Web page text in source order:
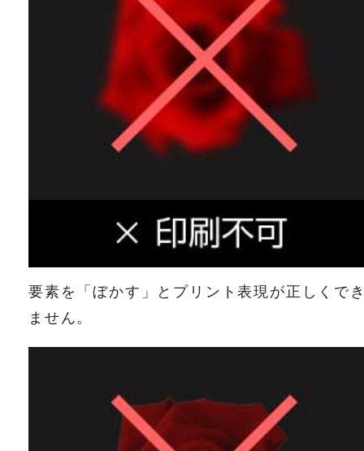
要素を「ぼかす」とプリント表現が正しくで
ません。